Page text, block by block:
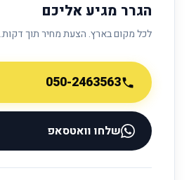
הגרר מגיע אליכם
לכל מקום בארץ. הצעת מחיר תוך דקות.
050-2463563
שלחו וואטסאפ